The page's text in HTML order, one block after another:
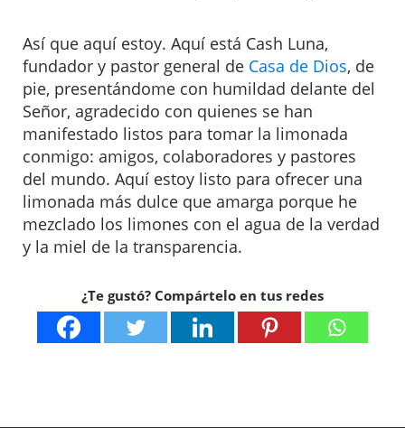
Así que aquí estoy. Aquí está Cash Luna,
fundador y pastor general de Casa de Dios, de
pie, presentándome con humildad delante del
Señor, agradecido con quienes se han
manifestado listos para tomar la limonada
conmigo: amigos, colaboradores y pastores
del mundo. Aquí estoy listo para ofrecer una
limonada más dulce que amarga porque he
mezclado los limones con el agua de la verdad
y la miel de la transparencia.
¿Te gustó? Compártelo en tus redes